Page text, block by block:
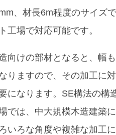
、材長6m程度のサイズ
工場で対応可能です。
向けの部材となると、幅
りますので、その加工に
になります。 SE構法の構
では、中大規模木造建築
いろな角度や複雑な加工